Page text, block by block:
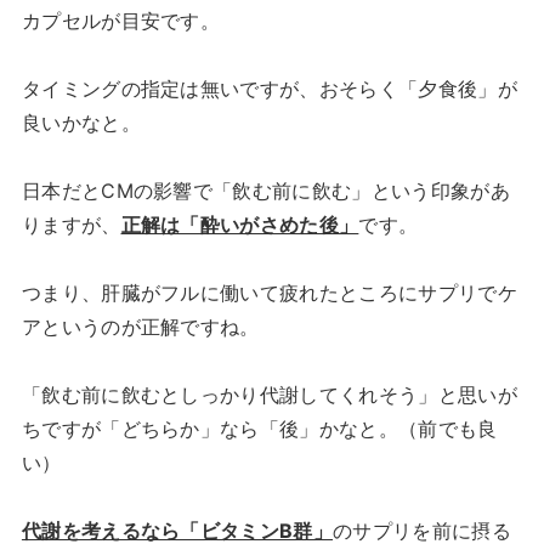
カプセルが目安です。
タイミングの指定は無いですが、おそらく「夕食後」が
良いかなと。
日本だとCMの影響で「飲む前に飲む」という印象があ
りますが、 正解は「酔いがさめた後」 です。
つまり、肝臓がフルに働いて疲れたところにサプリでケ
アというのが正解ですね。
「飲む前に飲むとしっかり代謝してくれそう」と思いが
ちですが「どちらか」なら「後」かなと。（前でも良
い）
代謝を考えるなら「ビタミンB群」のサプリを前に摂る